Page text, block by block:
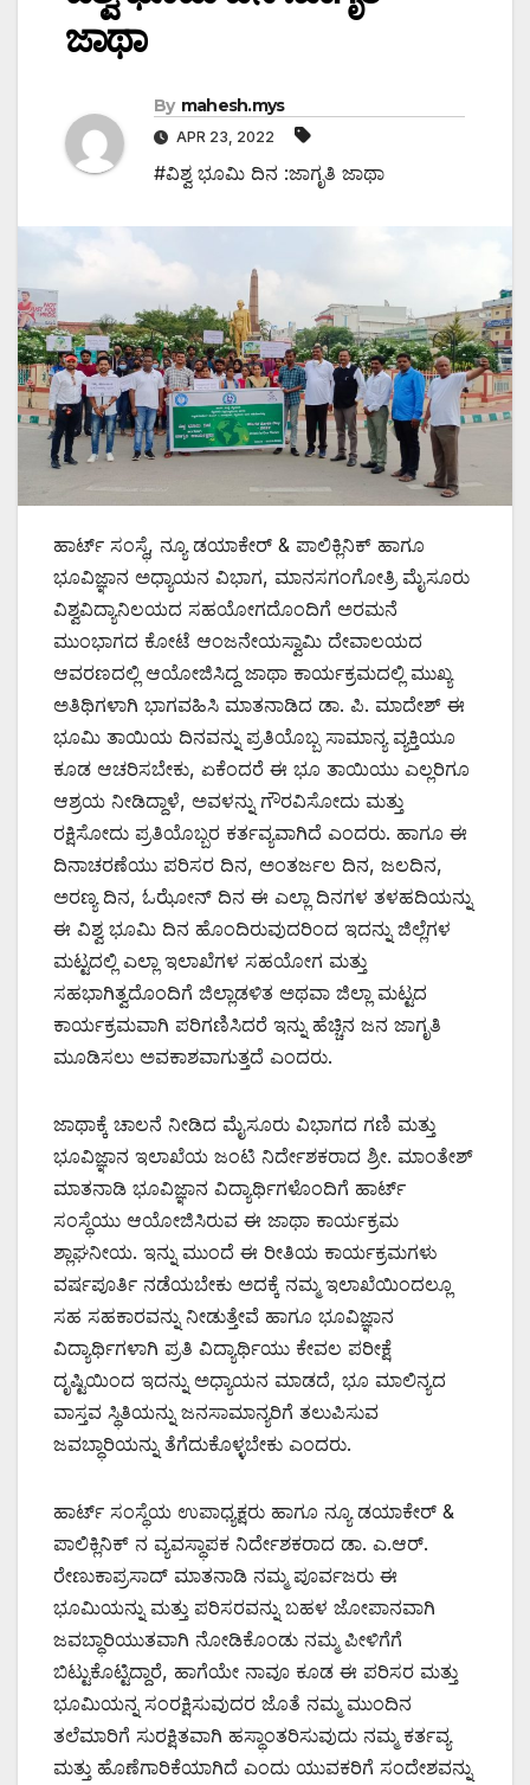
ಜಾಥಾ
By mahesh.mys
APR 23, 2022
#ವಿಶ್ವ ಭೂಮಿ ದಿನ :ಜಾಗೃತಿ ಜಾಥಾ
ಹಾರ್ಟ್ ಸಂಸ್ಥೆ, ನ್ಯೂ ಡಯಾಕೇರ್ & ಪಾಲಿಕ್ಲಿನಿಕ್ ಹಾಗೂ
ಭೂವಿಜ್ಞಾನ ಅಧ್ಯಾಯನ ವಿಭಾಗ, ಮಾನಸಗಂಗೋತ್ರಿ ಮೈಸೂರು
ವಿಶ್ವವಿದ್ಯಾನಿಲಯದ ಸಹಯೋಗದೊಂದಿಗೆ ಅರಮನೆ
ಮುಂಭಾಗದ ಕೋಟೆ ಆಂಜನೇಯಸ್ವಾಮಿ ದೇವಾಲಯದ
ಆವರಣದಲ್ಲಿ ಆಯೋಜಿಸಿದ್ದ ಜಾಥಾ ಕಾರ್ಯಕ್ರಮದಲ್ಲಿ ಮುಖ್ಯ
ಅತಿಥಿಗಳಾಗಿ ಭಾಗವಹಿಸಿ ಮಾತನಾಡಿದ ಡಾ. ಪಿ. ಮಾದೇಶ್ ಈ
ಭೂಮಿ ತಾಯಿಯ ದಿನವನ್ನು ಪ್ರತಿಯೊಬ್ಬ ಸಾಮಾನ್ಯ ವ್ಯಕ್ತಿಯೂ
ಕೂಡ ಆಚರಿಸಬೇಕು, ಏಕೆಂದರೆ ಈ ಭೂ ತಾಯಿಯು ಎಲ್ಲರಿಗೂ
ಆಶ್ರಯ ನೀಡಿದ್ದಾಳೆ, ಅವಳನ್ನು ಗೌರವಿಸೋದು ಮತ್ತು
ರಕ್ಷಿಸೋದು ಪ್ರತಿಯೊಬ್ಬರ ಕರ್ತವ್ಯವಾಗಿದೆ ಎಂದರು. ಹಾಗೂ ಈ
ದಿನಾಚರಣೆಯು ಪರಿಸರ ದಿನ, ಅಂತರ್ಜಲ ದಿನ, ಜಲದಿನ,
ಅರಣ್ಯ ದಿನ, ಓಝೋನ್ ದಿನ ಈ ಎಲ್ಲಾ ದಿನಗಳ ತಳಹದಿಯನ್ನು
ಈ ವಿಶ್ವ ಭೂಮಿ ದಿನ ಹೊಂದಿರುವುದರಿಂದ ಇದನ್ನು ಜಿಲ್ಲೆಗಳ
ಮಟ್ಟದಲ್ಲಿ ಎಲ್ಲಾ ಇಲಾಖೆಗಳ ಸಹಯೋಗ ಮತ್ತು
ಸಹಭಾಗಿತ್ವದೊಂದಿಗೆ ಜಿಲ್ಲಾಡಳಿತ ಅಥವಾ ಜಿಲ್ಲಾ ಮಟ್ಟದ
ಕಾರ್ಯಕ್ರಮವಾಗಿ ಪರಿಗಣಿಸಿದರೆ ಇನ್ನು ಹೆಚ್ಚಿನ ಜನ ಜಾಗೃತಿ
ಮೂಡಿಸಲು ಅವಕಾಶವಾಗುತ್ತದೆ ಎಂದರು.
ಜಾಥಾಕ್ಕೆ ಚಾಲನೆ ನೀಡಿದ ಮೈಸೂರು ವಿಭಾಗದ ಗಣಿ ಮತ್ತು
ಭೂವಿಜ್ಞಾನ ಇಲಾಖೆಯ ಜಂಟಿ ನಿರ್ದೇಶಕರಾದ ಶ್ರೀ. ಮಾಂತೇಶ್
ಮಾತನಾಡಿ ಭೂವಿಜ್ಞಾನ ವಿದ್ಯಾರ್ಥಿಗಳೊಂದಿಗೆ ಹಾರ್ಟ್
ಸಂಸ್ಥೆಯು ಆಯೋಜಿಸಿರುವ ಈ ಜಾಥಾ ಕಾರ್ಯಕ್ರಮ
ಶ್ಲಾಘನೀಯ. ಇನ್ನು ಮುಂದೆ ಈ ರೀತಿಯ ಕಾರ್ಯಕ್ರಮಗಳು
ವರ್ಷಪೂರ್ತಿ ನಡೆಯಬೇಕು ಅದಕ್ಕೆ ನಮ್ಮ ಇಲಾಖೆಯಿಂದಲ್ಲೂ
ಸಹ ಸಹಕಾರವನ್ನು ನೀಡುತ್ತೇವೆ ಹಾಗೂ ಭೂವಿಜ್ಞಾನ
ವಿದ್ಯಾರ್ಥಿಗಳಾಗಿ ಪ್ರತಿ ವಿದ್ಯಾರ್ಥಿಯು ಕೇವಲ ಪರೀಕ್ಷೆ
ದೃಷ್ಟಿಯಿಂದ ಇದನ್ನು ಅಧ್ಯಾಯನ ಮಾಡದೆ, ಭೂ ಮಾಲಿನ್ಯದ
ವಾಸ್ತವ ಸ್ಥಿತಿಯನ್ನು ಜನಸಾಮಾನ್ಯರಿಗೆ ತಲುಪಿಸುವ
ಜವಬ್ಧಾರಿಯನ್ನು ತೆಗೆದುಕೊಳ್ಳಬೇಕು ಎಂದರು.
ಹಾರ್ಟ್ ಸಂಸ್ಥೆಯ ಉಪಾಧ್ಯಕ್ಷರು ಹಾಗೂ ನ್ಯೂ ಡಯಾಕೇರ್ &
ಪಾಲಿಕ್ಲಿನಿಕ್ ನ ವ್ಯವಸ್ಥಾಪಕ ನಿರ್ದೇಶಕರಾದ ಡಾ. ಎ.ಆರ್.
ರೇಣುಕಾಪ್ರಸಾದ್ ಮಾತನಾಡಿ ನಮ್ಮ ಪೂರ್ವಜರು ಈ
ಭೂಮಿಯನ್ನು ಮತ್ತು ಪರಿಸರವನ್ನು ಬಹಳ ಜೋಪಾನವಾಗಿ
ಜವಬ್ಧಾರಿಯುತವಾಗಿ ನೋಡಿಕೊಂಡು ನಮ್ಮ ಪೀಳಿಗೆಗೆ
ಬಿಟ್ಟುಕೊಟ್ಟಿದ್ದಾರೆ, ಹಾಗೆಯೇ ನಾವೂ ಕೂಡ ಈ ಪರಿಸರ ಮತ್ತು
ಭೂಮಿಯನ್ನ ಸಂರಕ್ಷಿಸುವುದರ ಜೊತೆ ನಮ್ಮ ಮುಂದಿನ
ತಲೆಮಾರಿಗೆ ಸುರಕ್ಷಿತವಾಗಿ ಹಸ್ಥಾಂತರಿಸುವುದು ನಮ್ಮ ಕರ್ತವ್ಯ
ಮತ್ತು ಹೊಣೆಗಾರಿಕೆಯಾಗಿದೆ ಎಂದು ಯುವಕರಿಗೆ ಸಂದೇಶವನ್ನು